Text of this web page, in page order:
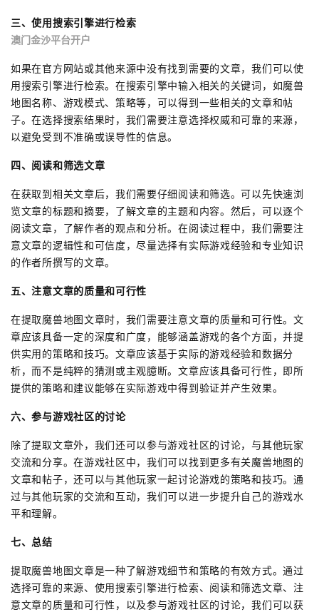
三、使用搜索引擎进行检索
澳门金沙平台开户
如果在官方网站或其他来源中没有找到需要的文章，我们可以使
用搜索引擎进行检索。在搜索引擎中输入相关的关键词，如魔兽
地图名称、游戏模式、策略等，可以得到一些相关的文章和帖
子。在选择搜索结果时，我们需要注意选择权威和可靠的来源，
以避免受到不准确或误导性的信息。
四、阅读和筛选文章
在获取到相关文章后，我们需要仔细阅读和筛选。可以先快速浏
览文章的标题和摘要，了解文章的主题和内容。然后，可以逐个
阅读文章，了解作者的观点和分析。在阅读过程中，我们需要注
意文章的逻辑性和可信度，尽量选择有实际游戏经验和专业知识
的作者所撰写的文章。
五、注意文章的质量和可行性
在提取魔兽地图文章时，我们需要注意文章的质量和可行性。文
章应该具备一定的深度和广度，能够涵盖游戏的各个方面，并提
供实用的策略和技巧。文章应该基于实际的游戏经验和数据分
析，而不是纯粹的猜测或主观臆断。文章应该具备可行性，即所
提供的策略和建议能够在实际游戏中得到验证并产生效果。
六、参与游戏社区的讨论
除了提取文章外，我们还可以参与游戏社区的讨论，与其他玩家
交流和分享。在游戏社区中，我们可以找到更多有关魔兽地图的
文章和帖子，还可以与其他玩家一起讨论游戏的策略和技巧。通
过与其他玩家的交流和互动，我们可以进一步提升自己的游戏水
平和理解。
七、总结
提取魔兽地图文章是一种了解游戏细节和策略的有效方式。通过
选择可靠的来源、使用搜索引擎进行检索、阅读和筛选文章、注
意文章的质量和可行性，以及参与游戏社区的讨论，我们可以获